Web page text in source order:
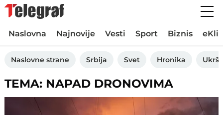
Naslovna Najnovije Vesti Sport Biznis
Naslovne strane Srbija Svet Hronika
TEMA: NAPAD DRONOVIMA